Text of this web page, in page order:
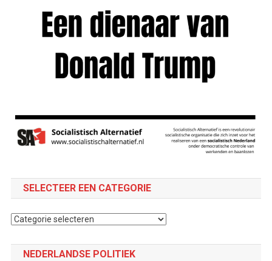
SELECTEER EEN CATEGORIE
Selecteer
categorie
NEDERLANDSE POLITIEK